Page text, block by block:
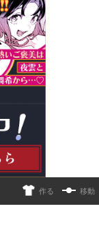
作る 移動